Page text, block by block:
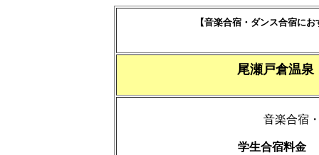
【音楽合宿・ダンス合宿に
尾瀬戸倉温泉
音楽合宿
学生合宿料金